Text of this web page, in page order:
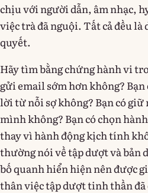
chịu với người dẫn, âm nhạc,
việc trà đã nguội. Tất cả đều
quyết.
Hãy tìm bằng chứng hành vi
gửi email sớm hơn không?
lời từ nỗi sợ không? Bạn có
mình không? Bạn có chọn
thay vì hành động kịch tính
thường nói về tập dượt và bản
bố quanh hiển hiện nên được
thân việc tập dượt tinh thần